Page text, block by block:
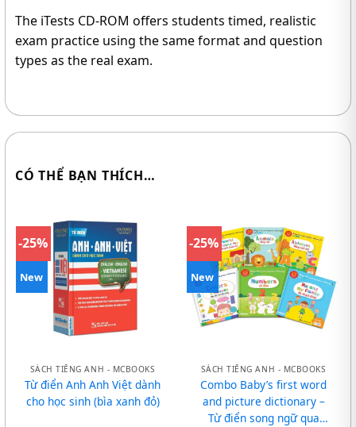
The iTests CD-ROM offers students timed, realistic
exam practice using the same format and question
types as the real exam.
CÓ THỂ BẠN THÍCH…
-25%
New
SÁCH TIẾNG ANH - MCBOOKS
Từ điển Anh Anh Việt dành
cho học sinh (bìa xanh đỏ)
-25%
New
SÁCH TIẾNG ANH - MCBOOKS
Combo Baby’s first word
and picture dictionary –
Từ điển song ngữ qua